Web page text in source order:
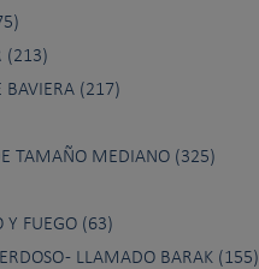
(213)
BAVIERA (217)
TAMAÑO MEDIANO (325)
Y FUEGO (63)
- LLAMADO BARAK (155)